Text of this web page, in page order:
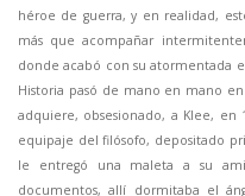
héroe de guerra, y en realidad,
más que acompañar
donde acabó con su atormentada
Historia pasó de mano en mano
adquiere, obsesionado, a Klee,
equipaje del filósofo, depositado
le entregó una maleta a su
documentos, allí dormitaba el